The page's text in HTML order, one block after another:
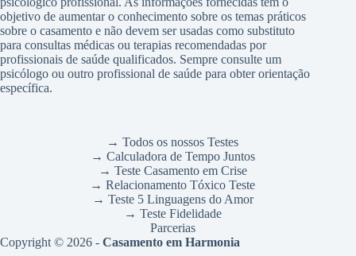
objetivo de aumentar o conhecimento sobre os temas práticos
sobre o casamento e não devem ser usadas como substituto
para consultas médicas ou terapias recomendadas por
profissionais de saúde qualificados. Sempre consulte um
psicólogo ou outro profissional de saúde para obter orientação
específica.
→ Todos os nossos Testes
→ Calculadora de Tempo Juntos
→ Teste Casamento em Crise
→ Relacionamento Tóxico Teste
→ Teste 5 Linguagens do Amor
→ Teste Fidelidade
Parcerias
Copyright © 2026 - Casamento em Harmonia